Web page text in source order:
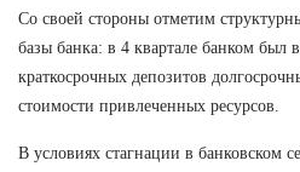
Со своей стороны отметим
базы банка: в 4 квартале банком был
краткосрочных депозитов
стоимости привлеченных ресурсов.
В условиях стагнации в банковском